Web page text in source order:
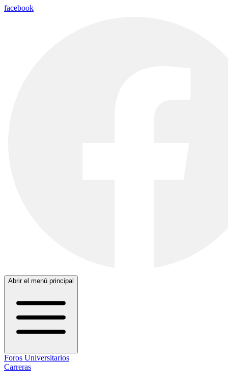
facebook
Abrir el menú principal
Foros Universitarios
Carreras